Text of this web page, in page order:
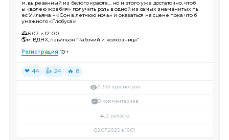
м, вырезанный из белого крафта… но и этого уже достаточно, чтоб
ы «волею жребия» получить роль в одной из самых знаменитых пь
ес Уильяма – «Сон в летнюю ночь» и оказаться на сцене пока что б
умажного «Глобуса»!
🕰6.07 в 12:00
🌎м. ВДНХ, павильон "Рабочий и колхозница"
Регистрация 10+
❤ 44 👍 24 🔥 8
2 395 просмотров
0 комментариев
2 репоста
02.07.2025 в 16:01